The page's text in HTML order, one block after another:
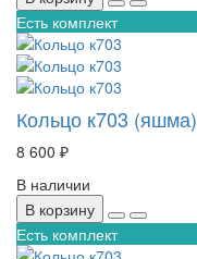
Есть комплект
Кольцо к703 (яшма)
8 600 ₽
В наличии
В корзину
Есть комплект